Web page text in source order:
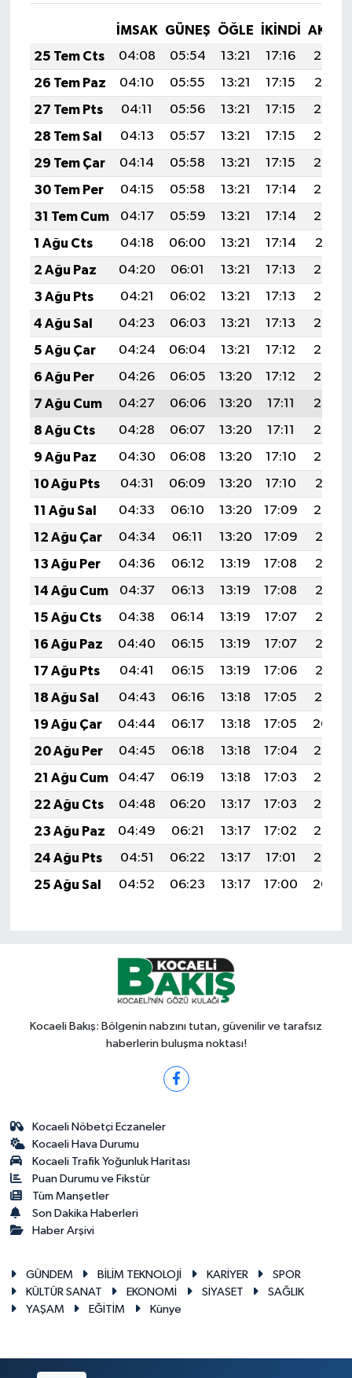
İMSAK GÜNEŞ ÖĞLE İKINDI
25 Tem Cts
04:08 05:54 13:21 17:16
20:38
26 Tem Paz
04:10 05:55 13:21 17:15
20:37
27 Tem Pts
04:11 05:56 13:21 17:15
20:36
28 Tem Sal
04:13 05:57 13:21 17:15
20:35
29 Tem Çar
04:14 05:58 13:21 17:15
20:34
30 Tem Per
04:15 05:58 13:21 17:14
20:33
31 Tem Cum
04:17 05:59 13:21 17:14
20:32
1 Ağu Cts
04:18 06:00 13:21 17:14
20:31
2 Ağu Paz
04:20 06:01 13:21 17:13
20:30
3 Ağu Pts
04:21 06:02 13:21 17:13
20:29
4 Ağu Sal
04:23 06:03 13:21 17:13
20:28
5 Ağu Çar
04:24 06:04 13:21 17:12
20:27
6 Ağu Per
04:26 06:05 13:20 17:12
20:26
7 Ağu Cum
04:27 06:06 13:20 17:11
20:25
8 Ağu Cts
04:28 06:07 13:20 17:11
20:23
9 Ağu Paz
04:30 06:08 13:20 17:10
20:22
10 Ağu Pts
04:31 06:09 13:20 17:10
20:21
11 Ağu Sal
04:33 06:10 13:20 17:09
20:20
12 Ağu Çar
04:34 06:11 13:20 17:09
20:18
13 Ağu Per
04:36 06:12 13:19 17:08
20:17
14 Ağu Cum
04:37 06:13 13:19 17:08
20:16
15 Ağu Cts
04:38 06:14 13:19 17:07
20:15
16 Ağu Paz
04:40 06:15 13:19 17:07
20:13
17 Ağu Pts
04:41 06:15 13:19 17:06
20:12
18 Ağu Sal
04:43 06:16 13:18 17:05
20:10
19 Ağu Çar
04:44 06:17 13:18 17:05
20:09
20 Ağu Per
04:45 06:18 13:18 17:04
20:08
21 Ağu Cum
04:47 06:19 13:18 17:03
20:06
22 Ağu Cts
04:48 06:20 13:17 17:03
20:05
23 Ağu Paz
04:49 06:21 13:17 17:02
20:03
24 Ağu Pts
04:51 06:22 13:17 17:01
20:02
25 Ağu Sal
04:52 06:23 13:17 17:00 20:00
Kocaeli Bakış: Bölgenin nabzını tutan, güvenilir ve tarafsız
haberlerin buluşma noktası!
Kocaeli Nöbetçi Eczaneler
Kocaeli Hava Durumu
Kocaeli Trafik Yoğunluk Haritası
Puan Durumu ve Fikstür
Tüm Manşetler
Son Dakika Haberleri
Haber Arşivi
GÜNDEM BİLİM TEKNOLOJİ KARİYER
SPOR
KÜLTÜR SANAT
EKONOMİ SİYASET
SAĞLIK
YAŞAM
EĞİTİM Künye